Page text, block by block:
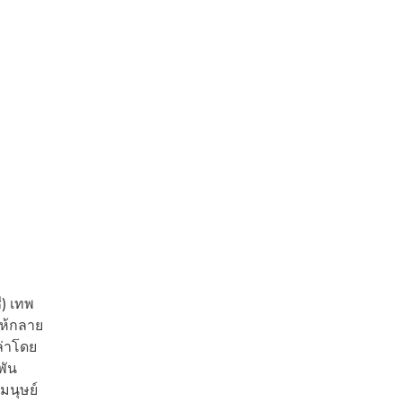
เทพ
กลาย
โดย
น
มนุษย์